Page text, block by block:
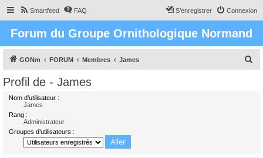
Smartfeed FAQ Connexion
S’enregistrer
Forum du Groupe Ornithologique Normand
GONm FORUM Membres James
Profil de - James
Nom d’utilisateur :
James
Rang :
Administrateur
Groupes d’utilisateurs :